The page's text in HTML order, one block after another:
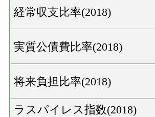
経常収支比率(2018)
実質公債費比率(2018)
将来負担比率(2018)
ラスパイレス指数(2018)